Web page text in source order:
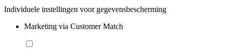
Individuele instellingen voor gegevensbescherming
Marketing via Customer Match